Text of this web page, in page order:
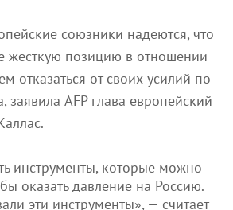
союзники надеются, что
жесткую позицию в отношении
отказаться от своих усилий по
AFP глава европейский
инструменты, которые можно
оказать давление на Россию.
эти инструменты», — считает